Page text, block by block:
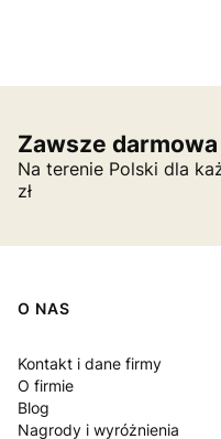
Zawsze darmowa
Na terenie Polski dla
zł
Linki w stopce
O NAS
Kontakt i dane firmy
O firmie
Blog
Nagrody i wyróżnienia